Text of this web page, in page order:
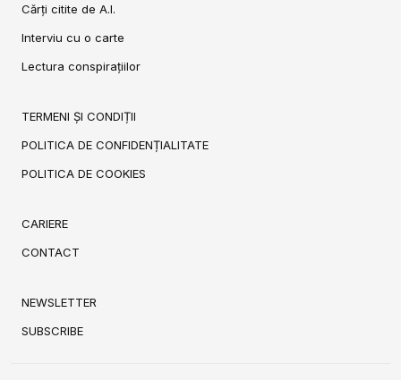
Cărți citite de A.I.
Interviu cu o carte
Lectura conspirațiilor
TERMENI ȘI CONDIȚII
POLITICA DE CONFIDENȚIALITATE
POLITICA DE COOKIES
CARIERE
CONTACT
NEWSLETTER
SUBSCRIBE